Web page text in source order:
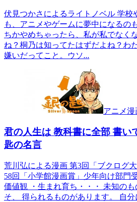
伏見つかさによるライトノベル 学校
も、アニメやゲームに夢中になるの
ちかやめちゃったら、私が私でなく
ね？桐乃は知ってたはずだよね？わ
嫌いだってこと。ウソ...
アニメ
君の人生は 教科書に全部 書い
匙の名言
荒川弘による漫画 第3回「ブクログ
58回「小学館漫画賞」少年向け部門
価値観 ・生まれ育ち・・・ 未知のも
そ、 得られるものがあります。 自